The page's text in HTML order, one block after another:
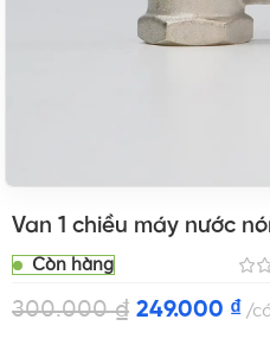
Van 1 chiều máy nước
Còn hàng
300.000₫ 249.000 ₫